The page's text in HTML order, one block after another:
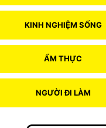
KINH NGHIỆM SỐNG
ẨM THỰC
NGƯỜI ĐI LÀM